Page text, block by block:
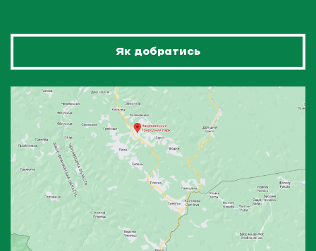
Як добратись